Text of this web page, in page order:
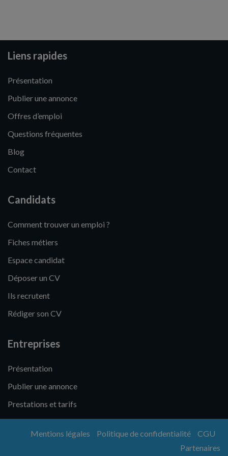
Liens rapides
Présentation
Publier une annonce
Offres d’emploi
Questions fréquentes
Blog
Contact
Candidats
Comment trouver un emploi ?
Fiches métiers
Espace candidat
Déposer un CV
Ils recrutent
Rédiger son CV
Entreprises
Présentation
Publier une annonce
Prestations et tarifs
Mentions légales Politique de confidentialité
CGU
Partenaires